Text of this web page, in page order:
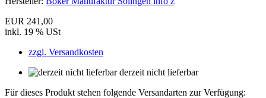
EUR 241,00
inkl. 19 % USt
zzgl. Versandkosten
derzeit nicht lieferbar
Für dieses Produkt stehen folgende Versandarten zur Verfügung: